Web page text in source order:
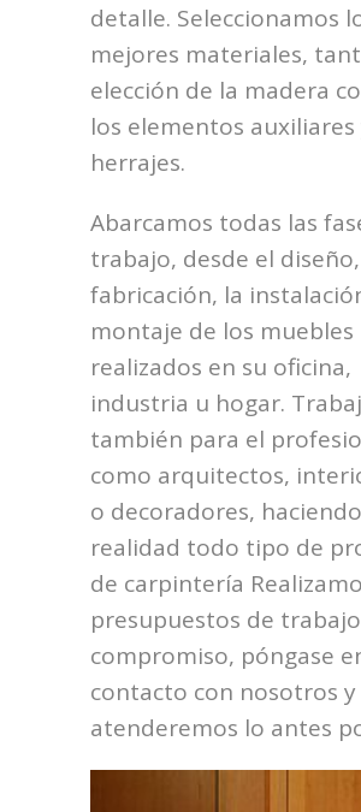
detalle. Seleccionamos
mejores materiales,
elección de la madera
los elementos auxiliares
herrajes.
Abarcamos todas las
trabajo, desde el
fabricación, la
montaje de los muebles
realizados en su oficina,
industria u hogar.
también para el
como arquitectos,
o decoradores, haciendo
realidad todo tipo de
de carpintería
presupuestos de
compromiso, póngase
contacto con nosotros y
atenderemos lo antes